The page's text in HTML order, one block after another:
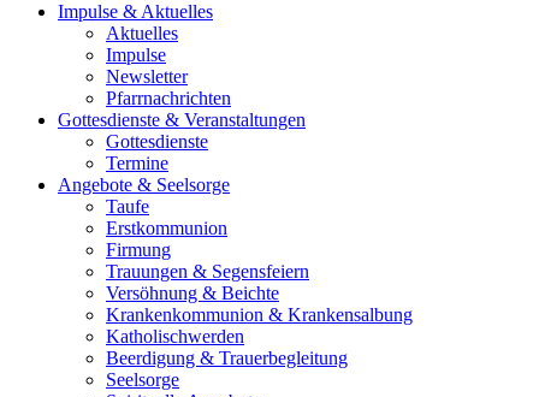
Impulse & Aktuelles
Aktuelles
Impulse
Newsletter
Pfarrnachrichten
Gottesdienste & Veranstaltungen
Gottesdienste
Termine
Angebote & Seelsorge
Taufe
Erstkommunion
Firmung
Trauungen & Segensfeiern
Versöhnung & Beichte
Krankenkommunion & Krankensalbung
Katholischwerden
Beerdigung & Trauerbegleitung
Seelsorge